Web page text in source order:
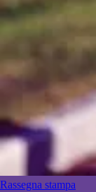
Rassegna stampa